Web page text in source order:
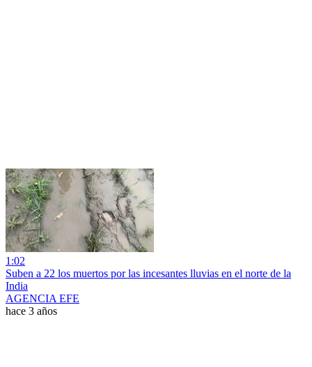
1:02
Suben a 22 los muertos por las incesantes lluvias en el norte de la
India
AGENCIA EFE
hace 3 años